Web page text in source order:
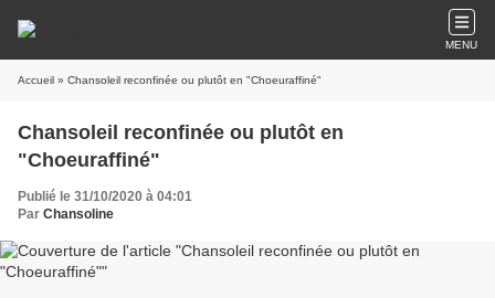
MENU
Accueil » Chansoleil reconfinée ou plutôt en "Choeuraffiné"
Chansoleil reconfinée ou plutôt en
"Choeuraffiné"
Publié le 31/10/2020 à 04:01
Par Chansoline